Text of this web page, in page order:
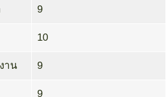
9
10
าน 9
9